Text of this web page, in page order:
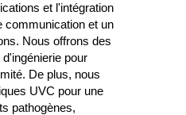
et l'intégration
communication et un
Nous offrons des
pour
De plus, nous
UVC pour une
pathogènes,